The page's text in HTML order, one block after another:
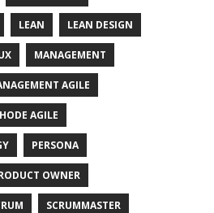
LEAN LEAN DESIGN
MANAGEMENT
AGILE
AGILE
PERSONA
OWNER
SCRUMMASTER